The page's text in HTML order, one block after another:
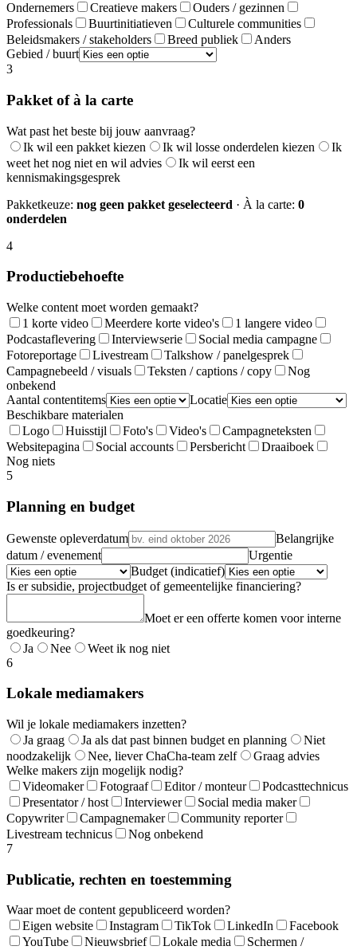
Ondernemers
Creatieve makers
Ouders / gezinnen
Professionals
Buurtinitiatieven
Culturele communities
Beleidsmakers / stakeholders
Breed publiek
Anders
Gebied / buurt
3
Pakket of à la carte
Wat past het beste bij jouw aanvraag?
Ik wil een pakket kiezen
Ik wil losse onderdelen kiezen
Ik
weet het nog niet en wil advies
Ik wil eerst een
kennismakingsgesprek
Pakketkeuze: nog geen pakket geselecteerd · À la carte: 0
onderdelen
4
Productiebehoefte
Welke content moet worden gemaakt?
1 korte video
Meerdere korte video's
1 langere video
Podcastaflevering
Interviewserie
Social media campagne
Fotoreportage
Livestream
Talkshow / panelgesprek
Campagnebeeld / visuals
Teksten / captions / copy
Nog
onbekend
Aantal contentitems
Locatie
Beschikbare materialen
Logo
Huisstijl Foto's Video's
Campagneteksten
Websitepagina
Social accounts Persbericht
Draaiboek
Nog niets
5
Planning en budget
Gewenste opleverdatum
Belangrijke
datum / evenement
Urgentie
Budget (indicatief)
Is er subsidie, projectbudget of gemeentelijke financiering?
Moet er een offerte komen voor interne
goedkeuring?
Ja
Nee
Weet ik nog niet
6
Lokale mediamakers
Wil je lokale mediamakers inzetten?
Ja graag
Ja als dat past binnen budget en planning
Niet
noodzakelijk
Nee, liever ChaCha-team zelf
Graag advies
Welke makers zijn mogelijk nodig?
Videomaker
Fotograaf Editor / monteur
Podcasttechnicus
Presentator / host
Interviewer
Social media maker
Copywriter
Campagnemaker
Community reporter
Livestream technicus
Nog onbekend
7
Publicatie, rechten en toestemming
Waar moet de content gepubliceerd worden?
Eigen website
Instagram TikTok LinkedIn
Facebook
YouTube
Nieuwsbrief Lokale media
Schermen /